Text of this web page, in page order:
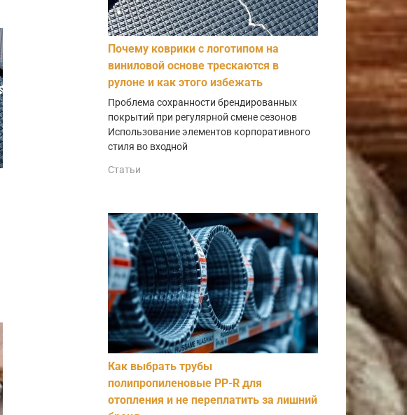
Почему коврики с логотипом на
виниловой основе трескаются в
рулоне и как этого избежать
Проблема сохранности брендированных
покрытий при регулярной смене сезонов
Использование элементов корпоративного
стиля во входной
Статьи
Как выбрать трубы
полипропиленовые PP-R для
отопления и не переплатить за лишний